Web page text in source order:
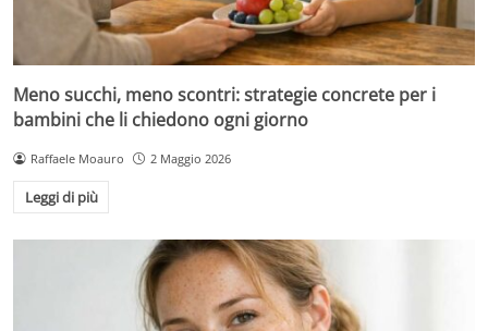
Meno succhi, meno scontri: strategie concrete per i
bambini che li chiedono ogni giorno
Raffaele Moauro 2 Maggio 2026
Leggi di più